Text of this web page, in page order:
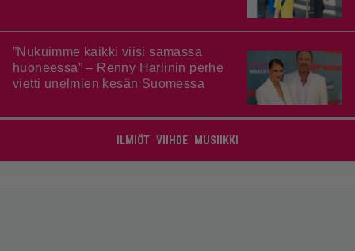
”Nukuimme kaikki viisi samassa
huoneessa” – Renny Harlinin perhe
vietti unelmien kesän Suomessa
ILMIÖT VIIHDE MUSIIKKI